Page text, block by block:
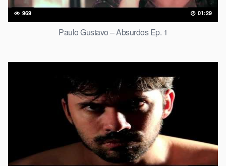
969 01:29
Paulo Gustavo – Absurdos Ep. 1